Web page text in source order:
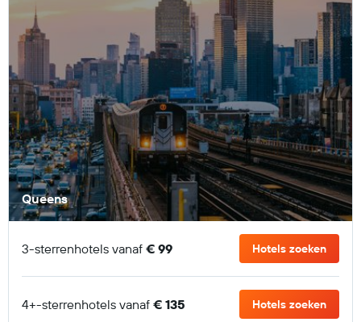
Queens
3-sterrenhotels vanaf € 99 Hotels zoeken
4+-sterrenhotels vanaf € 135 Hotels zoeken